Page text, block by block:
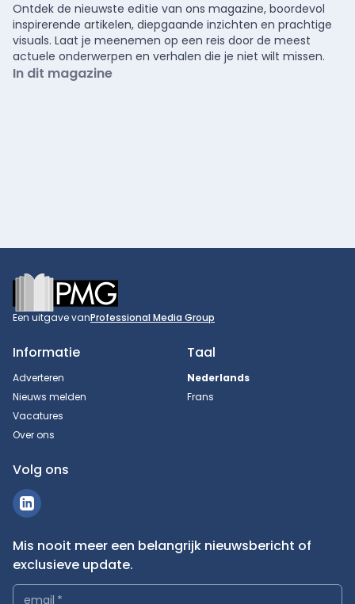
Ontdek de nieuwste editie van ons magazine, boordevol
inspirerende artikelen, diepgaande inzichten en prachtige
visuals. Laat je meenemen op een reis door de meest
actuele onderwerpen en verhalen die je niet wilt missen.
In dit magazine
Footer
Een uitgave vanProfessional Media Group
Informatie
Adverteren
Nieuws melden
Vacatures
Over ons
Taal
Nederlands
Frans
Volg ons
Mis nooit meer een belangrijk nieuwsbericht of
exclusieve update.
email *